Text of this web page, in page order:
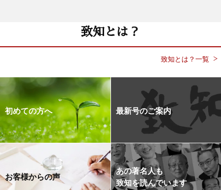
致知とは？
致知とは？一覧
初めての方へ 最新号のご案内
お客様からの声
あの著名人も
致知を読んでいます